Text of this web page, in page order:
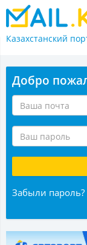
Казахстанский
Добро
Забыли пароль?